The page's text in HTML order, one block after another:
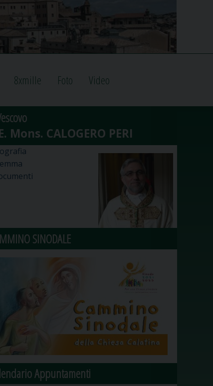
8xmille Foto Video
SINODALE
Appuntamenti